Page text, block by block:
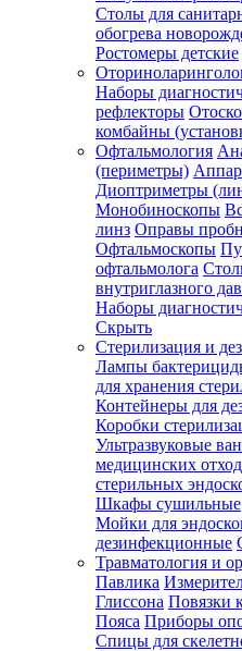
Столы для
обогрева
Ростомеры детские
Наборы
рефлекторы
комбайны
Офтальмология
(периметры)
Диоптриметры
Монобиноскопы
линз Оправы
Офтальмоскопы
офтальмолога
внутриглазного
Наборы
Скрыть
Стерилизация и
Лампы
для хранения
Контейнеры для
Коробки
Ультразвуковые
медицинских
стерильных
Шкафы сушильные
Мойки для
дезинфекционные
Травматология и
Павлика
Глиссона Повязки
Пояса Приборы
Спицы для